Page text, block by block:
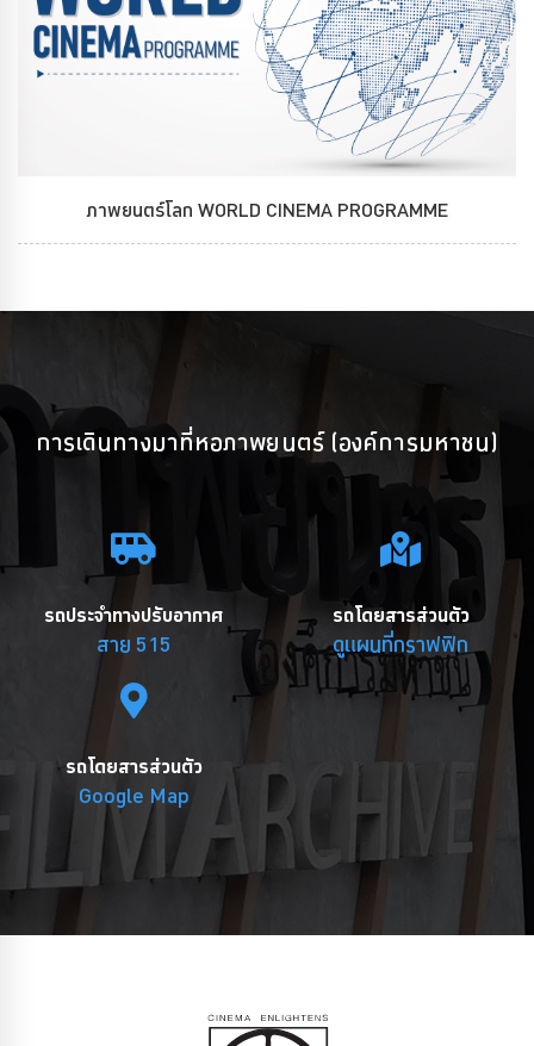
ภาพยนตร์โลก WORLD CINEMA PROGRAMME
การเดินทางมาที่หอภาพยนตร์ (องค์การมหาชน)
รถประจำทางปรับอากาศ
สาย 515
รถโดยสารส่วนตัว
ดูแผนที่กราฟฟิก
รถโดยสารส่วนตัว
Google Map